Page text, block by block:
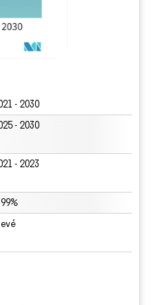
- 2030
- 2030
- 2023